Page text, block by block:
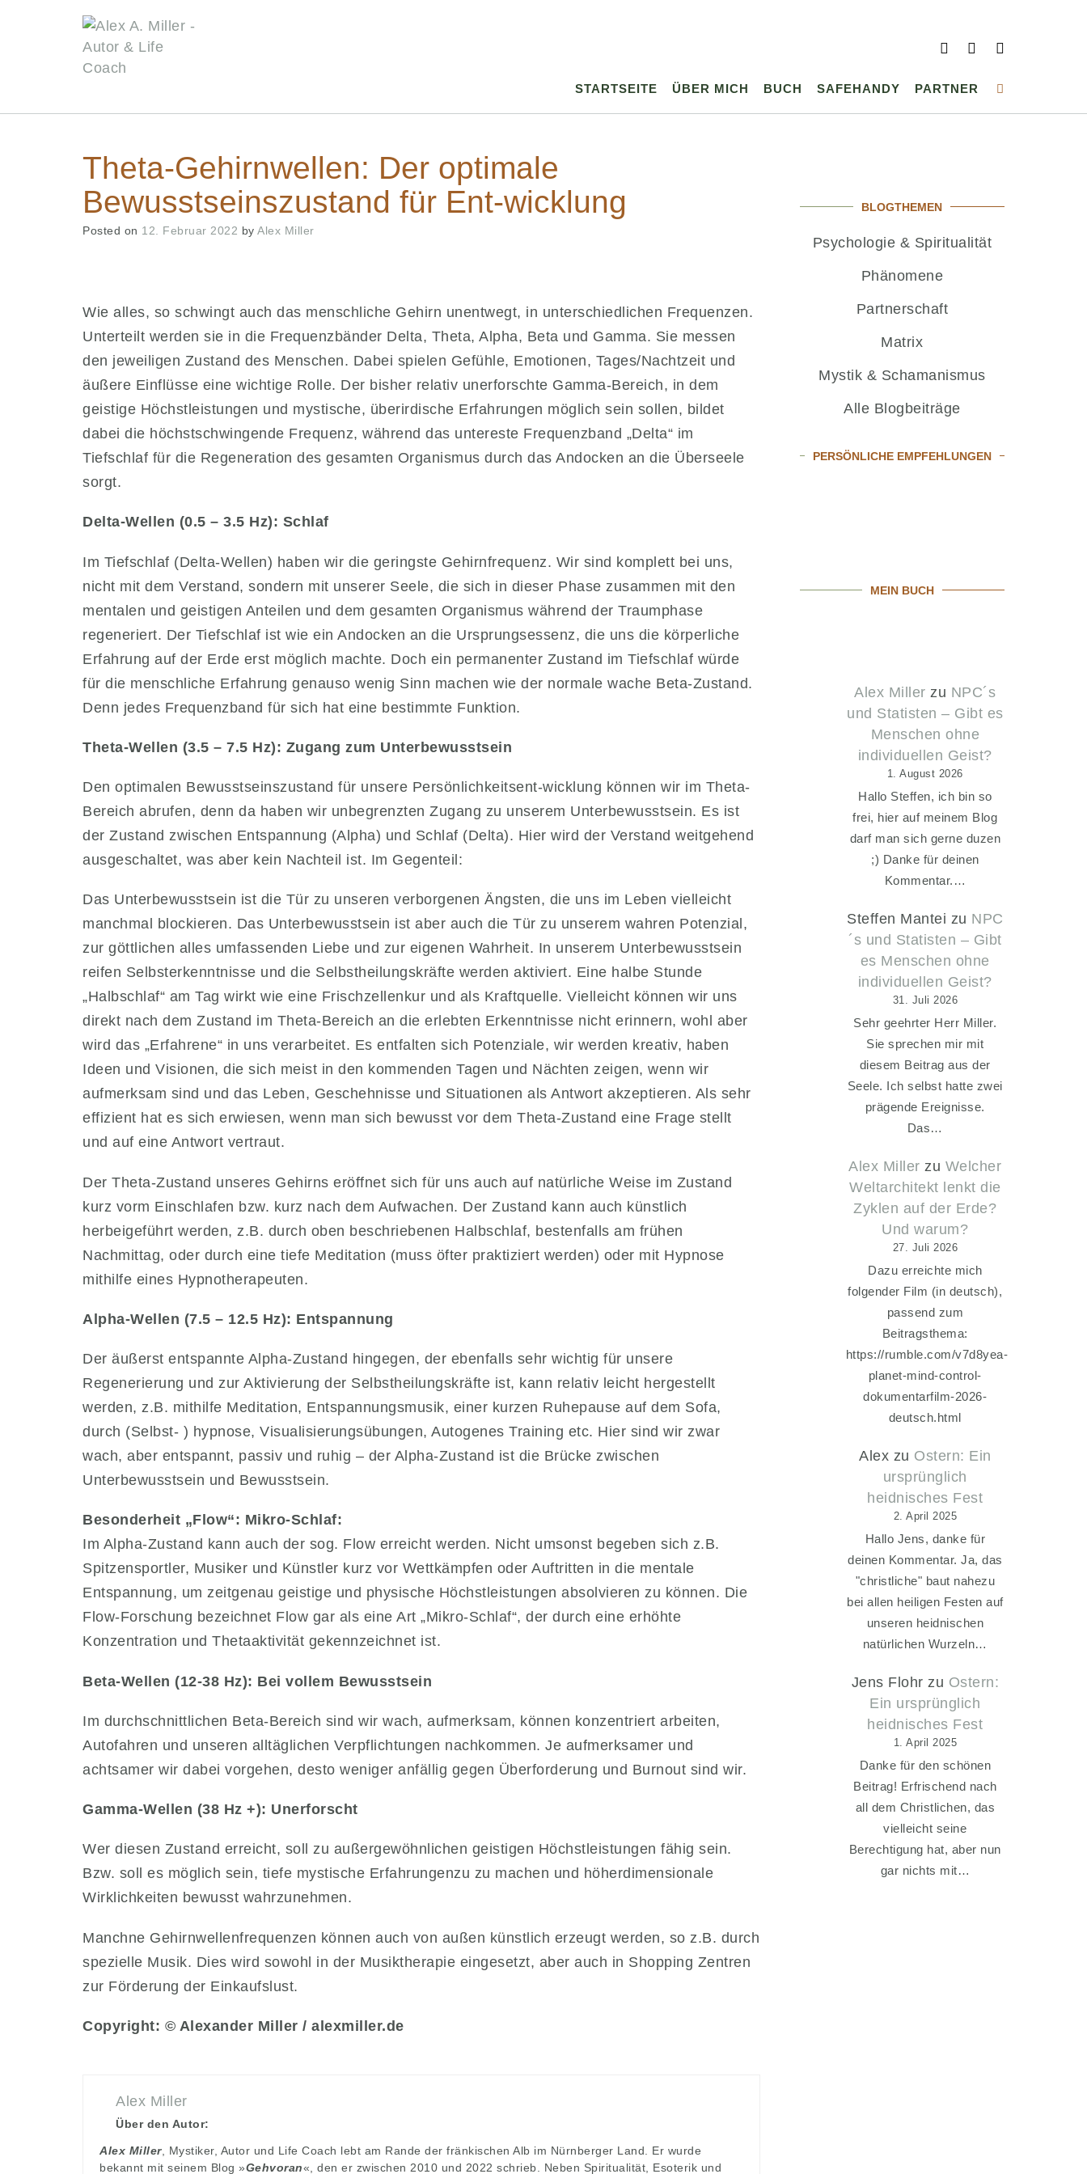
STARTSEITE ÜBER MICH BUCH SAFEHANDY PARTNER
Theta-Gehirnwellen: Der optimale
Bewusstseinszustand für Ent-wicklung
Posted on 12. Februar 2022 by Alex Miller
Wie alles, so schwingt auch das menschliche Gehirn unentwegt, in unterschiedlichen Frequenzen.
Unterteilt werden sie in die Frequenzbänder Delta, Theta, Alpha, Beta und Gamma. Sie messen
den jeweiligen Zustand des Menschen. Dabei spielen Gefühle, Emotionen, Tages/Nachtzeit und
äußere Einflüsse eine wichtige Rolle. Der bisher relativ unerforschte Gamma-Bereich, in dem
geistige Höchstleistungen und mystische, überirdische Erfahrungen möglich sein sollen, bildet
dabei die höchstschwingende Frequenz, während das untereste Frequenzband „Delta“ im
Tiefschlaf für die Regeneration des gesamten Organismus durch das Andocken an die Überseele
sorgt.
Delta-Wellen (0.5 – 3.5 Hz): Schlaf
Im Tiefschlaf (Delta-Wellen) haben wir die geringste Gehirnfrequenz. Wir sind komplett bei uns,
nicht mit dem Verstand, sondern mit unserer Seele, die sich in dieser Phase zusammen mit den
mentalen und geistigen Anteilen und dem gesamten Organismus während der Traumphase
regeneriert. Der Tiefschlaf ist wie ein Andocken an die Ursprungsessenz, die uns die körperliche
Erfahrung auf der Erde erst möglich machte. Doch ein permanenter Zustand im Tiefschlaf würde
für die menschliche Erfahrung genauso wenig Sinn machen wie der normale wache Beta-Zustand.
Denn jedes Frequenzband für sich hat eine bestimmte Funktion.
Theta-Wellen (3.5 – 7.5 Hz): Zugang zum Unterbewusstsein
Den optimalen Bewusstseinszustand für unsere Persönlichkeitsent-wicklung können wir im Theta-
Bereich abrufen, denn da haben wir unbegrenzten Zugang zu unserem Unterbewusstsein. Es ist
der Zustand zwischen Entspannung (Alpha) und Schlaf (Delta). Hier wird der Verstand weitgehend
ausgeschaltet, was aber kein Nachteil ist. Im Gegenteil:
Das Unterbewusstsein ist die Tür zu unseren verborgenen Ängsten, die uns im Leben vielleicht
manchmal blockieren. Das Unterbewusstsein ist aber auch die Tür zu unserem wahren Potenzial,
zur göttlichen alles umfassenden Liebe und zur eigenen Wahrheit. In unserem Unterbewusstsein
reifen Selbsterkenntnisse und die Selbstheilungskräfte werden aktiviert. Eine halbe Stunde
„Halbschlaf“ am Tag wirkt wie eine Frischzellenkur und als Kraftquelle. Vielleicht können wir uns
direkt nach dem Zustand im Theta-Bereich an die erlebten Erkenntnisse nicht erinnern, wohl aber
wird das „Erfahrene“ in uns verarbeitet. Es entfalten sich Potenziale, wir werden kreativ, haben
Ideen und Visionen, die sich meist in den kommenden Tagen und Nächten zeigen, wenn wir
aufmerksam sind und das Leben, Geschehnisse und Situationen als Antwort akzeptieren. Als sehr
effizient hat es sich erwiesen, wenn man sich bewusst vor dem Theta-Zustand eine Frage stellt
und auf eine Antwort vertraut.
Der Theta-Zustand unseres Gehirns eröffnet sich für uns auch auf natürliche Weise im Zustand
kurz vorm Einschlafen bzw. kurz nach dem Aufwachen. Der Zustand kann auch künstlich
herbeigeführt werden, z.B. durch oben beschriebenen Halbschlaf, bestenfalls am frühen
Nachmittag, oder durch eine tiefe Meditation (muss öfter praktiziert werden) oder mit Hypnose
mithilfe eines Hypnotherapeuten.
Alpha-Wellen (7.5 – 12.5 Hz): Entspannung
Der äußerst entspannte Alpha-Zustand hingegen, der ebenfalls sehr wichtig für unsere
Regenerierung und zur Aktivierung der Selbstheilungskräfte ist, kann relativ leicht hergestellt
werden, z.B. mithilfe Meditation, Entspannungsmusik, einer kurzen Ruhepause auf dem Sofa,
durch (Selbst- ) hypnose, Visualisierungsübungen, Autogenes Training etc. Hier sind wir zwar
wach, aber entspannt, passiv und ruhig – der Alpha-Zustand ist die Brücke zwischen
Unterbewusstsein und Bewusstsein.
Besonderheit „Flow“: Mikro-Schlaf:
Im Alpha-Zustand kann auch der sog. Flow erreicht werden. Nicht umsonst begeben sich z.B.
Spitzensportler, Musiker und Künstler kurz vor Wettkämpfen oder Auftritten in die mentale
Entspannung, um zeitgenau geistige und physische Höchstleistungen absolvieren zu können. Die
Flow-Forschung bezeichnet Flow gar als eine Art „Mikro-Schlaf“, der durch eine erhöhte
Konzentration und Thetaaktivität gekennzeichnet ist.
Beta-Wellen (12-38 Hz): Bei vollem Bewusstsein
Im durchschnittlichen Beta-Bereich sind wir wach, aufmerksam, können konzentriert arbeiten,
Autofahren und unseren alltäglichen Verpflichtungen nachkommen. Je aufmerksamer und
achtsamer wir dabei vorgehen, desto weniger anfällig gegen Überforderung und Burnout sind wir.
Gamma-Wellen (38 Hz +): Unerforscht
Wer diesen Zustand erreicht, soll zu außergewöhnlichen geistigen Höchstleistungen fähig sein.
Bzw. soll es möglich sein, tiefe mystische Erfahrungenzu zu machen und höherdimensionale
Wirklichkeiten bewusst wahrzunehmen.
Manchne Gehirnwellenfrequenzen können auch von außen künstlich erzeugt werden, so z.B. durch
spezielle Musik. Dies wird sowohl in der Musiktherapie eingesetzt, aber auch in Shopping Zentren
zur Förderung der Einkaufslust.
Copyright: © Alexander Miller / alexmiller.de
Alex Miller
Über den Autor:
Alex Miller, Mystiker, Autor und Life Coach lebt am Rande der fränkischen Alb im Nürnberger Land. Er wurde
bekannt mit seinem Blog »Gehvoran«, den er zwischen 2010 und 2022 schrieb. Neben Spiritualität, Esoterik und
BLOGTHEMEN
Psychologie & Spiritualität
Phänomene
Partnerschaft
Matrix
Mystik & Schamanismus
Alle Blogbeiträge
PERSÖNLICHE EMPFEHLUNGEN
MEIN BUCH
Alex Miller zu NPC´s
und Statisten – Gibt es
Menschen ohne
individuellen Geist?
1. August 2026
Hallo Steffen, ich bin so
frei, hier auf meinem Blog
darf man sich gerne duzen
;) Danke für deinen
Kommentar.…
Steffen Mantei zu NPC
´s und Statisten – Gibt
es Menschen ohne
individuellen Geist?
31. Juli 2026
Sehr geehrter Herr Miller.
Sie sprechen mir mit
diesem Beitrag aus der
Seele. Ich selbst hatte zwei
prägende Ereignisse.
Das…
Alex Miller zu Welcher
Weltarchitekt lenkt die
Zyklen auf der Erde?
Und warum?
27. Juli 2026
Dazu erreichte mich
folgender Film (in deutsch),
passend zum
Beitragsthema:
https://rumble.com/v7d8yea-
planet-mind-control-
dokumentarfilm-2026-
deutsch.html
Alex zu Ostern: Ein
ursprünglich
heidnisches Fest
2. April 2025
Hallo Jens, danke für
deinen Kommentar. Ja, das
"christliche" baut nahezu
bei allen heiligen Festen auf
unseren heidnischen
natürlichen Wurzeln…
Jens Flohr zu Ostern:
Ein ursprünglich
heidnisches Fest
1. April 2025
Danke für den schönen
Beitrag! Erfrischend nach
all dem Christlichen, das
vielleicht seine
Berechtigung hat, aber nun
gar nichts mit…